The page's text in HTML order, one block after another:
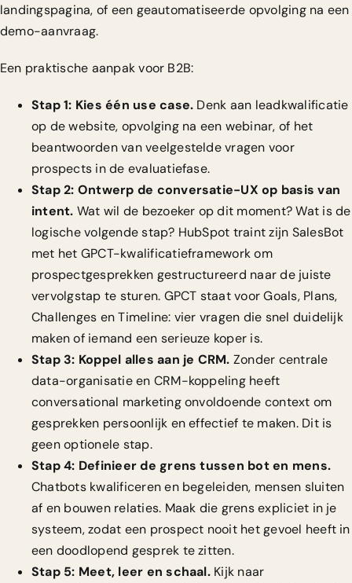
landingspagina, of een geautomatiseerde opvolging na een
demo-aanvraag.
Een praktische aanpak voor B2B:
Stap 1: Kies één use case. Denk aan leadkwalificatie
op de website, opvolging na een webinar, of het
beantwoorden van veelgestelde vragen voor
prospects in de evaluatiefase.
Stap 2: Ontwerp de conversatie-UX op basis van
intent. Wat wil de bezoeker op dit moment? Wat is de
logische volgende stap? HubSpot traint zijn SalesBot
met het GPCT-kwalificatieframework om
prospectgesprekken gestructureerd naar de juiste
vervolgstap te sturen. GPCT staat voor Goals, Plans,
Challenges en Timeline: vier vragen die snel duidelijk
maken of iemand een serieuze koper is.
Stap 3: Koppel alles aan je CRM. Zonder centrale
data-organisatie en CRM-koppeling heeft
conversational marketing onvoldoende context om
gesprekken persoonlijk en effectief te maken. Dit is
geen optionele stap.
Stap 4: Definieer de grens tussen bot en mens.
Chatbots kwalificeren en begeleiden, mensen sluiten
af en bouwen relaties. Maak die grens expliciet in je
systeem, zodat een prospect nooit het gevoel heeft in
een doodlopend gesprek te zitten.
Stap 5: Meet, leer en schaal.Kijk naar